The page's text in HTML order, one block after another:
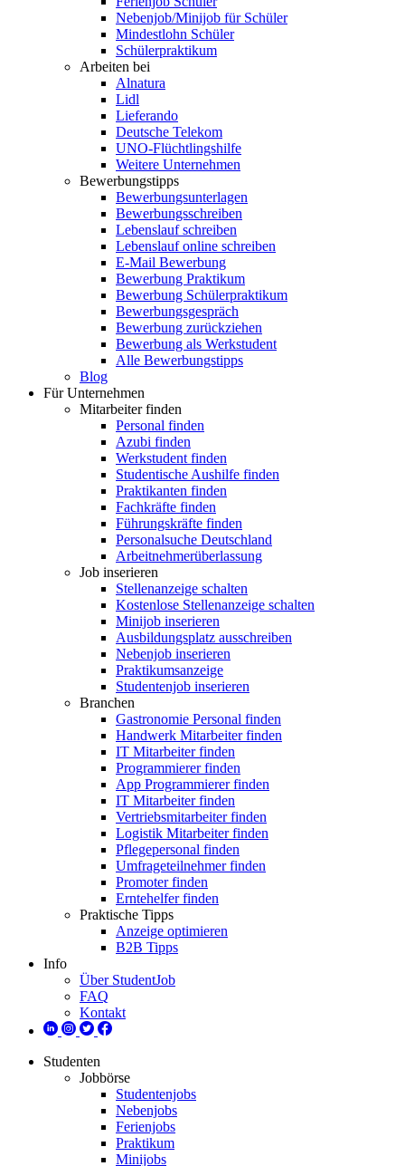
Nebenjob/Minijob für Schüler
Mindestlohn Schüler
Schülerpraktikum
Arbeiten bei
Alnatura
Lidl
Lieferando
Deutsche Telekom
UNO-Flüchtlingshilfe
Weitere Unternehmen
Bewerbungstipps
Bewerbungsunterlagen
Bewerbungsschreiben
Lebenslauf schreiben
Lebenslauf online schreiben
E-Mail Bewerbung
Bewerbung Praktikum
Bewerbung Schülerpraktikum
Bewerbungsgespräch
Bewerbung zurückziehen
Bewerbung als Werkstudent
Alle Bewerbungstipps
Blog
Für Unternehmen
Mitarbeiter finden
Personal finden
Azubi finden
Werkstudent finden
Studentische Aushilfe finden
Praktikanten finden
Fachkräfte finden
Führungskräfte finden
Personalsuche Deutschland
Arbeitnehmerüberlassung
Job inserieren
Stellenanzeige schalten
Kostenlose Stellenanzeige schalten
Minijob inserieren
Ausbildungsplatz ausschreiben
Nebenjob inserieren
Praktikumsanzeige
Studentenjob inserieren
Branchen
Gastronomie Personal finden
Handwerk Mitarbeiter finden
IT Mitarbeiter finden
Programmierer finden
App Programmierer finden
IT Mitarbeiter finden
Vertriebsmitarbeiter finden
Logistik Mitarbeiter finden
Pflegepersonal finden
Umfrageteilnehmer finden
Promoter finden
Erntehelfer finden
Praktische Tipps
Anzeige optimieren
B2B Tipps
Info
Über StudentJob
FAQ
Kontakt
Studenten
Jobbörse
Studentenjobs
Nebenjobs
Ferienjobs
Praktikum
Minijobs